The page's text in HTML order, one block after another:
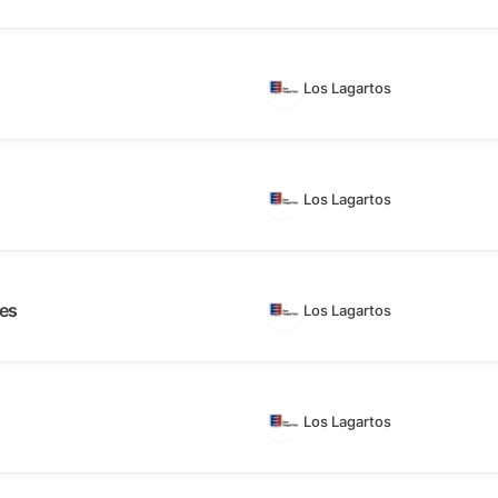
Los Lagartos
Los Lagartos
Los Lagartos
Los Lagartos